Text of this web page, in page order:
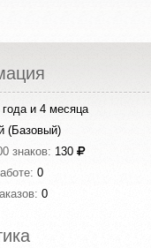
года и 4 месяца
(Базовый)
знаков: 130
0
0